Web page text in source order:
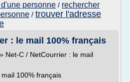
personne / rechercher
/ trouver l'adresse
: le mail 100% français
Net-C / NetCourrier : le mail
100% français